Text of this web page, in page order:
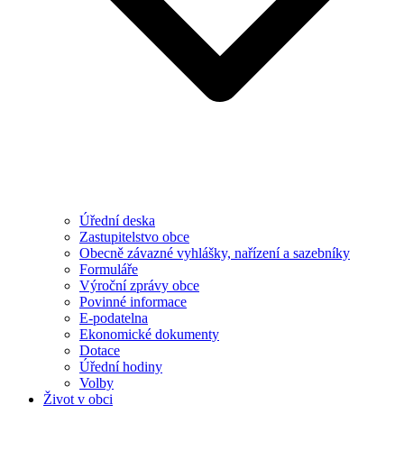
Úřední deska
Zastupitelstvo obce
Obecně závazné vyhlášky, nařízení a sazebníky
Formuláře
Výroční zprávy obce
Povinné informace
E-podatelna
Ekonomické dokumenty
Dotace
Úřední hodiny
Volby
Život v obci